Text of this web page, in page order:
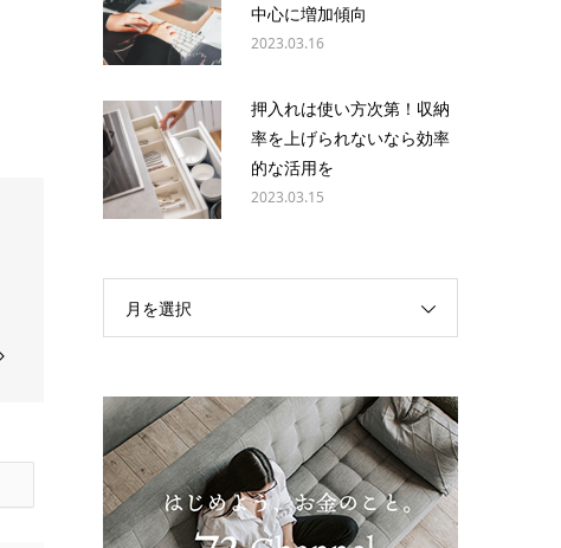
中心に増加傾向
2023.03.16
押入れは使い方次第！収納
率を上げられないなら効率
的な活用を
2023.03.15
月を選択